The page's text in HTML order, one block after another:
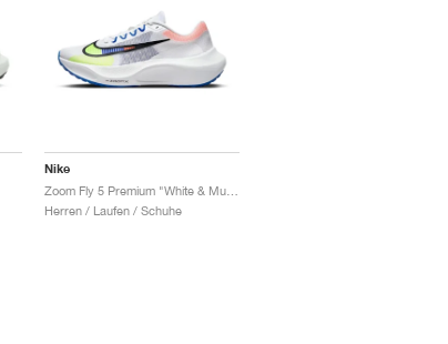
Nike
Herren / Laufen / Schuhe